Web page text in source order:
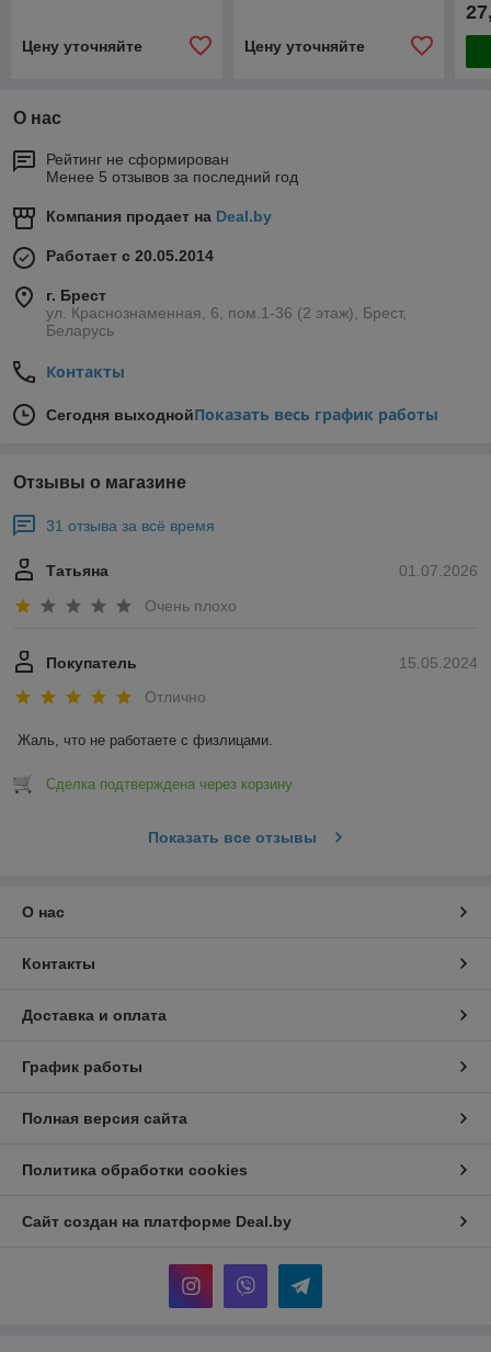
Цену уточняйте Цену уточняйте
О нас
Рейтинг не сформирован
Менее 5 отзывов за последний год
Компания продает на Deal.by
Работает с 20.05.2014
г. Брест
ул. Краснознаменная, 6, пом.1-36 (2 этаж), Брест,
Беларусь
Контакты
Сегодня выходнойПоказать весь график работы
Отзывы о магазине
31 отзыва за всё время
01.07.2026
Татьяна
Очень плохо
15.05.2024
Покупатель
Отлично
Жаль, что не работаете с физлицами.
Сделка подтверждена через корзину
Показать все отзывы
О нас
Контакты
Доставка и оплата
График работы
Полная версия сайта
Политика обработки cookies
Сайт создан на платформе Deal.by